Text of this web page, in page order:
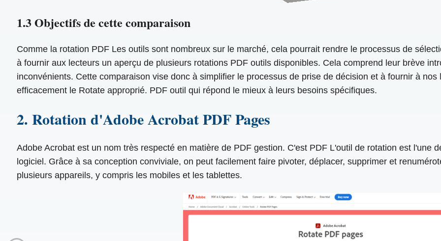
1.3 Objectifs de cette comparaison
Comme la rotation PDF Les outils sont nombreux sur le marché, cela pourrait rendre le processus de
à fournir aux lecteurs un aperçu de plusieurs rotations PDF outils disponibles. Cela comprend leur brève
inconvénients. Cette comparaison vise donc à simplifier le processus de prise de décision et à fournir à
efficacement le Rotate approprié. PDF outil qui répond le mieux à leurs besoins spécifiques.
2. Rotation d'Adobe Acrobat PDF Pages
Adobe Acrobat est un nom très respecté en matière de PDF gestion. C'est PDF L'outil de rotation est l'une
logiciel. Grâce à sa conception conviviale, on peut facilement faire pivoter, déplacer, supprimer et
plusieurs appareils, y compris les mobiles et les tablettes.